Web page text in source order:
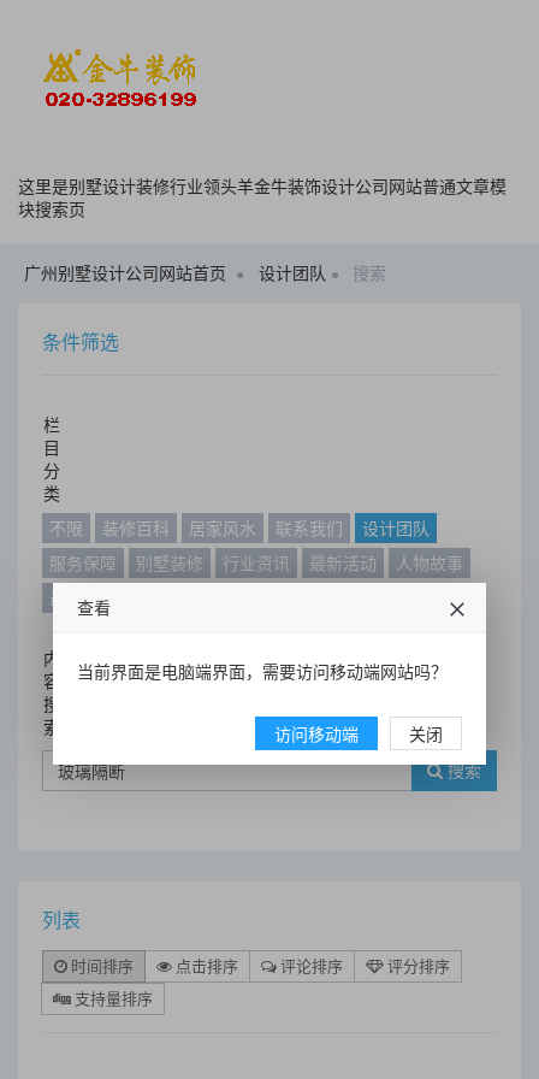
这里是别墅设计装修行业领头羊金牛装饰设计公司网站普通文章模
块搜索页
广州别墅设计公司网站首页 设计团队 搜索
条件筛选
栏
目
分
类
不限
装修百科 居家风水 联系我们
设计团队
服务保障
别墅装修 行业资讯 最新活动
人物故事
最新动态
内
容
搜
索
搜索
列表
时间排序 点击排序 评论排序
评分排序
支持量排序
查看
当前界面是电脑端界面，需要访问移动端网站吗？
访问移动端 关闭